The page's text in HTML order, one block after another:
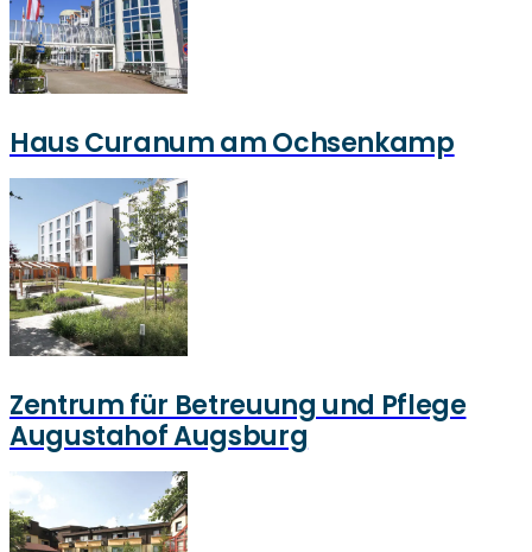
Haus Curanum am Ochsenkamp
Zentrum für Betreuung und Pflege
Augustahof Augsburg